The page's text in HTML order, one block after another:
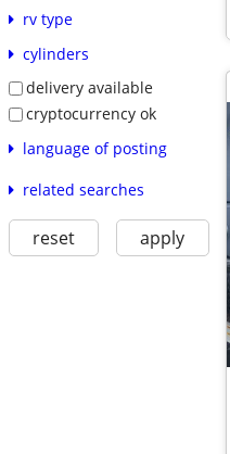
rv type
cylinders
delivery available
cryptocurrency ok
language of posting
related searches
reset apply